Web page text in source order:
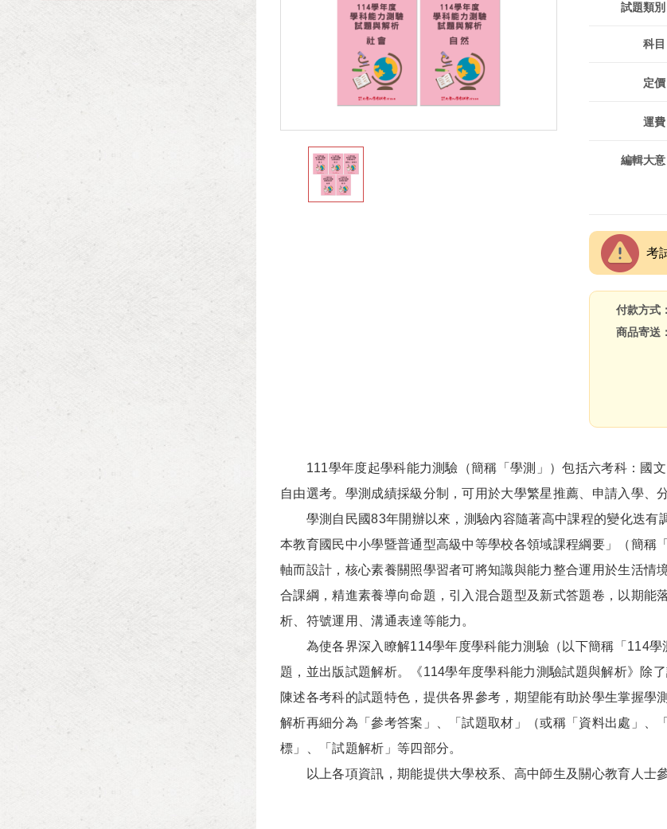
試題類別
科目
定價
運費
編輯大意
考
付款方式
商品寄送
111學年度起學科能力測驗（簡稱「學測」）包括六考科：國
自由選考。學測成績採級分制，可用於大學繁星推薦、申請入學、
學測自民國83年開辦以來，測驗內容隨著高中課程的變化迭有
本教育國民中小學暨普通型高級中等學校各領域課程綱要」（簡
軸而設計，核心素養關照學習者可將知識與能力整合運用於生活
合課綱，精進素養導向命題，引入混合題型及新式答題卷，以期
析、符號運用、溝通表達等能力。
為使各界深入瞭解114學年度學科能力測驗（以下簡稱「114學
題，並出版試題解析。《114學年度學科能力測驗試題與解析》除
陳述各考科的試題特色，提供各界參考，期望能有助於學生掌握學
解析再細分為「參考答案」、「試題取材」（或稱「資料出處」、
標」、「試題解析」等四部分。
以上各項資訊，期能提供大學校系、高中師生及關心教育人士參